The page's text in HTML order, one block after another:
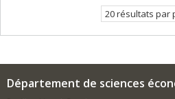
20 résultats par
Département de sciences